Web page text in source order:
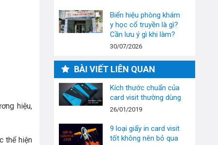
hiệu,
thể hiện
Biển hiệu phòng khám
y học cổ truyền là gì?
Cần lưu ý gì khi làm?
30/07/2026
BÀI VIẾT LIÊN QUAN
Kích thước chuẩn của
card visit thường dùng
26/01/2019
9 loại giấy in card visit
tốt không nên bỏ qua